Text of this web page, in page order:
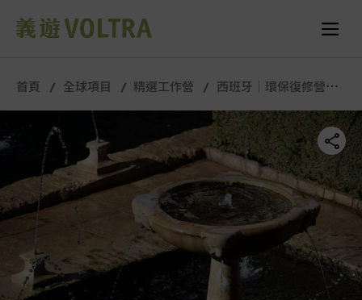
首頁 全球項目 精選工作營
西班牙｜環保復修營｜8
舉行城市/地點 (只供參考)